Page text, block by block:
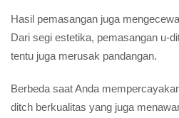
Hasil pemasangan juga
Dari segi estetika, pemasangan u-
tentu juga merusak pandangan.
Berbeda saat Anda
ditch berkualitas yang juga